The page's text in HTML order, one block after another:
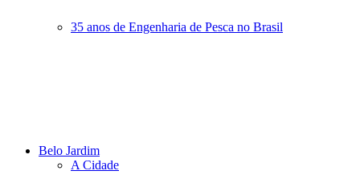
35 anos de Engenharia de Pesca no Brasil
Belo Jardim
A Cidade